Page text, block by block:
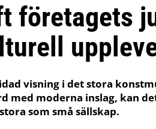
företagets
visning i det stora
med moderna inslag, kan
som små sällskap.